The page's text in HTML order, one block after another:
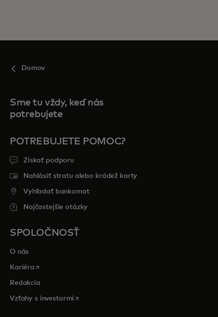
Domov
Sme tu vždy, keď nás
potrebujete
POTREBUJETE POMOC?
Získať podporu
Nahlásiť stratu alebo krádež karty
Vyhľadať bankomat
Najčastejšie otázky
SPOLOČNOSŤ
O nás
Kariéra opens in a new tab
Redakcia
Vzťahy s investormi opens in a new tab